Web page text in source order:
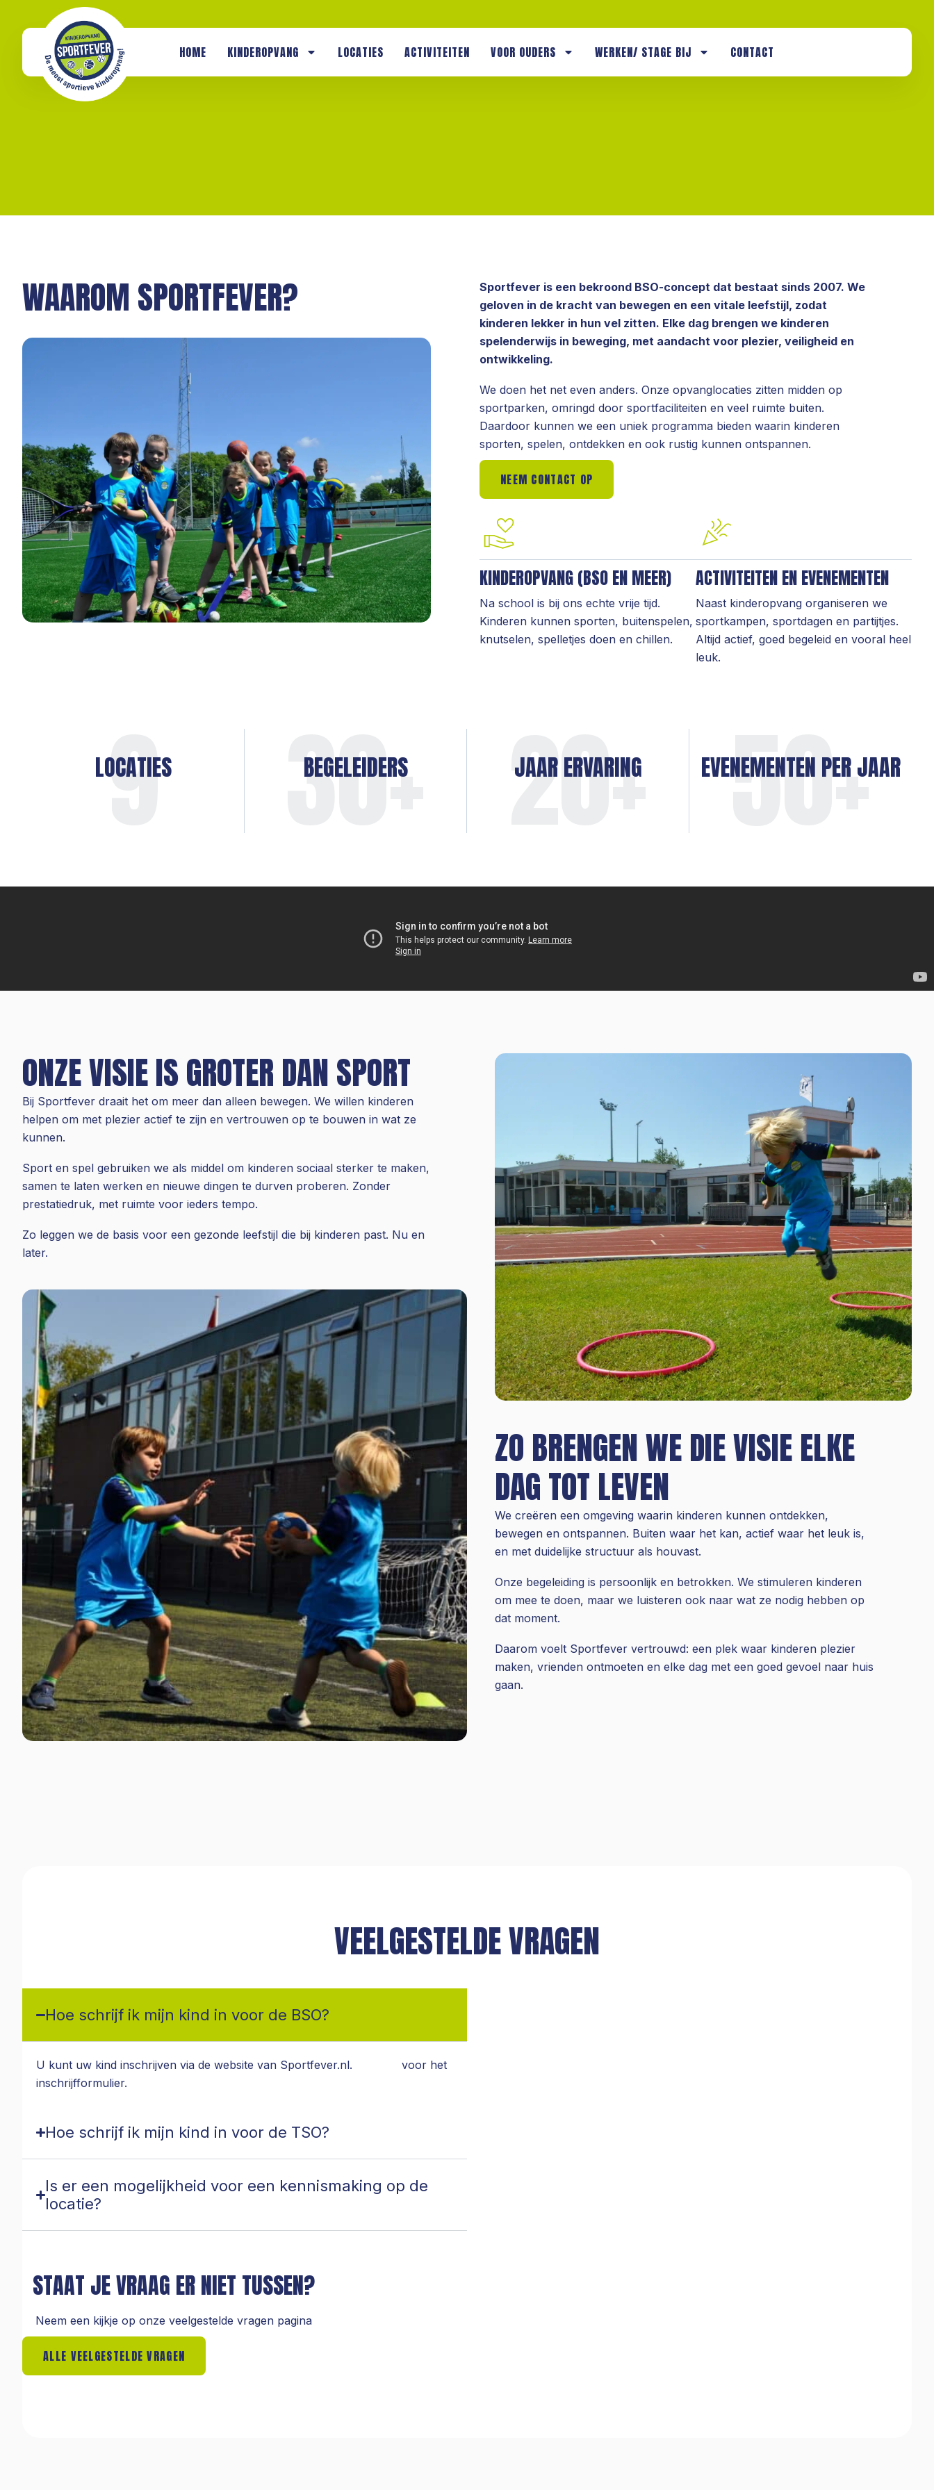
HOME KINDEROPVANG LOCATIES ACTIVITEITEN VOOR OUDERS WERKEN/ STAGE BIJ CONTACT
WAAROM SPORTFEVER?
Sportfever is een bekroond BSO-concept dat bestaat sinds 2007. We
geloven in de kracht van bewegen en een vitale leefstijl, zodat
kinderen lekker in hun vel zitten. Elke dag brengen we kinderen
spelenderwijs in beweging, met aandacht voor plezier, veiligheid en
ontwikkeling.
We doen het net even anders. Onze opvanglocaties zitten midden op
sportparken, omringd door sportfaciliteiten en veel ruimte buiten.
Daardoor kunnen we een uniek programma bieden waarin kinderen
sporten, spelen, ontdekken en ook rustig kunnen ontspannen.
NEEM CONTACT OP
KINDEROPVANG (BSO EN MEER)
Na school is bij ons echte vrije tijd.
Kinderen kunnen sporten, buitenspelen,
knutselen, spelletjes doen en chillen.
ACTIVITEITEN EN EVENEMENTEN
Naast kinderopvang organiseren we
sportkampen, sportdagen en partijtjes.
Altijd actief, goed begeleid en vooral heel
leuk.
9
LOCATIES 30+
BEGELEIDERS 20+
JAAR ERVARING 50+
EVENEMENTEN PER JAAR
ONZE VISIE IS GROTER DAN SPORT
Bij Sportfever draait het om meer dan alleen bewegen. We willen kinderen
helpen om met plezier actief te zijn en vertrouwen op te bouwen in wat ze
kunnen.
Sport en spel gebruiken we als middel om kinderen sociaal sterker te maken,
samen te laten werken en nieuwe dingen te durven proberen. Zonder
prestatiedruk, met ruimte voor ieders tempo.
Zo leggen we de basis voor een gezonde leefstijl die bij kinderen past. Nu en
later.
ZO BRENGEN WE DIE VISIE ELKE
DAG TOT LEVEN
We creëren een omgeving waarin kinderen kunnen ontdekken,
bewegen en ontspannen. Buiten waar het kan, actief waar het leuk is,
en met duidelijke structuur als houvast.
Onze begeleiding is persoonlijk en betrokken. We stimuleren kinderen
om mee te doen, maar we luisteren ook naar wat ze nodig hebben op
dat moment.
Daarom voelt Sportfever vertrouwd: een plek waar kinderen plezier
maken, vrienden ontmoeten en elke dag met een goed gevoel naar huis
gaan.
VEELGESTELDE VRAGEN
Hoe schrijf ik mijn kind in voor de BSO?
U kunt uw kind inschrijven via de website van Sportfever.nl.
voor het
inschrijfformulier.
Hoe schrijf ik mijn kind in voor de TSO?
Is er een mogelijkheid voor een kennismaking op de
locatie?
STAAT JE VRAAG ER NIET TUSSEN?
Neem een kijkje op onze veelgestelde vragen pagina
ALLE VEELGESTELDE VRAGEN